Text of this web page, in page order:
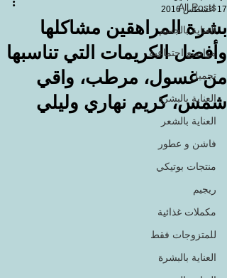
All Posts
العناية بالجسم
مواضيع اجتماعية
تجميل
العناية بالبشرة
العناية بالشعر
فاشن و عطور
منتجات بوتيكي
ريجيم
مكملات غذائية
للمتزوجات فقط
العناية بالبشرة
بشرة المراهقين مشاكلها
وأفضل الكريمات التي تناسبها
من غسول، مرطب، واقي
شمس، كريم نهاري وليلي
17 أغسطس 2016